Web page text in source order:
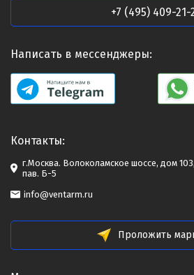
+7 (495) 409-21-
Написать в мессенджеры:
Контакты:
г.Москва. Волоколамское шоссе, дом
пав. Б-5
info@ventarm.ru
Проложить